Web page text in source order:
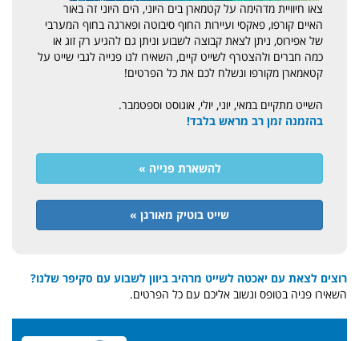
צאו חיוויית מדהימה על קטמארן בים היוני, הים היוני זה באור
האיים קורפו, פאקסי ועיירות החוף סיבוטה ופארגה בחוף המערבי
של אפירוס, ניתן לצאת קבוצה לשבוע וניתן גם להגיע רק זוג או
כמה חברים ולהצטרף לשייט קיים, השאירו לנו פנייה לגבי שייט על
קטאמארן מקורפו ונשלח לכם את כל הפרטים!
השייט מתקיים במאי, יוני, יולי, אוגוסט וספטמבר.
בהזמנה זמן רב מראש בלבד!
להשארת פנייה »
שייט בוטיק מאורגן »
רוצים לצאת עם יאכטה לשייט מרהיב ביוון לשבוע עם סקיפר שלנו?
השאירו פניה בטופס ונשוב אליכם עם כל הפרטים.